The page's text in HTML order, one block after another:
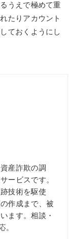
うえで極めて重
たりアカウント
ておくようにし
産詐欺の調
ービスです。
技術を駆使
作成まで、被
ます。相談・
。